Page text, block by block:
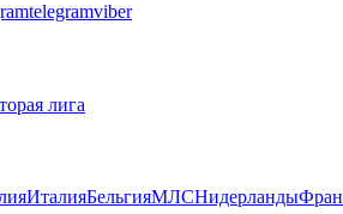
telegramviber
лига
ИталияБельгияМЛСНидерланды